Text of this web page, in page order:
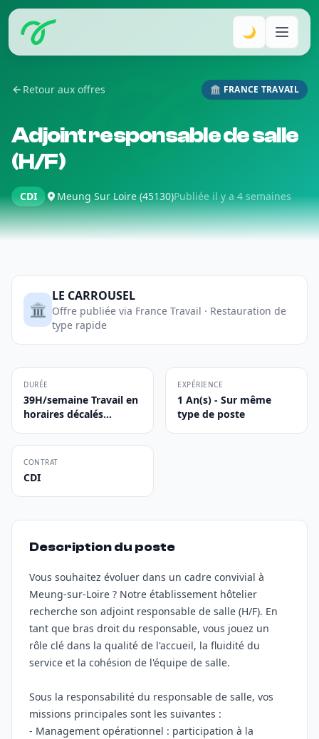
🌙
Retour aux offres 🏛️ FRANCE TRAVAIL
Adjoint responsable de salle
(H/F)
CDI Meung Sur Loire (45130)Publiée il y a 4 semaines
🏛️
LE CARROUSEL
Offre publiée via France Travail · Restauration de
type rapide
DURÉE
39H/semaine Travail en
horaires décalés...
EXPÉRIENCE
1 An(s) - Sur même
type de poste
CONTRAT
CDI
Description du poste
Vous souhaitez évoluer dans un cadre convivial à
Meung-sur-Loire ? Notre établissement hôtelier
recherche son adjoint responsable de salle (H/F). En
tant que bras droit du responsable, vous jouez un
rôle clé dans la qualité de l'accueil, la fluidité du
service et la cohésion de l'équipe de salle.
Sous la responsabilité du responsable de salle, vos
missions principales sont les suivantes :
- Management opérationnel : participation à la